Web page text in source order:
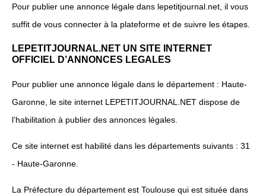
Pour publier une annonce légale dans lepetitjournal.net, il vous
suffit de vous connecter à la plateforme et de suivre les étapes.
LEPETITJOURNAL.NET UN SITE INTERNET
OFFICIEL D’ANNONCES LEGALES
Pour publier une annonce légale dans le département : Haute-
Garonne, le site internet LEPETITJOURNAL.NET dispose de
l’habilitation à publier des annonces légales.
Ce site internet est habilité dans les départements suivants : 31
- Haute-Garonne.
La Préfecture du département est Toulouse qui est située dans